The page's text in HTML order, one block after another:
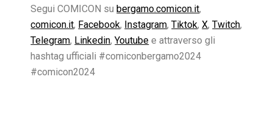
Segui COMICON subergamo.comicon.it,
comicon.it, Facebook, Instagram,Tiktok,X,Twitch,
Telegram, Linkedin,Youtube e attraverso gli
hashtag ufficiali #comiconbergamo2024
#comicon2024